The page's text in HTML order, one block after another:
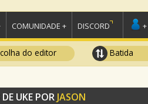
COMUNIDADE + DISCORD +
do editor Batida
UKE POR JASON